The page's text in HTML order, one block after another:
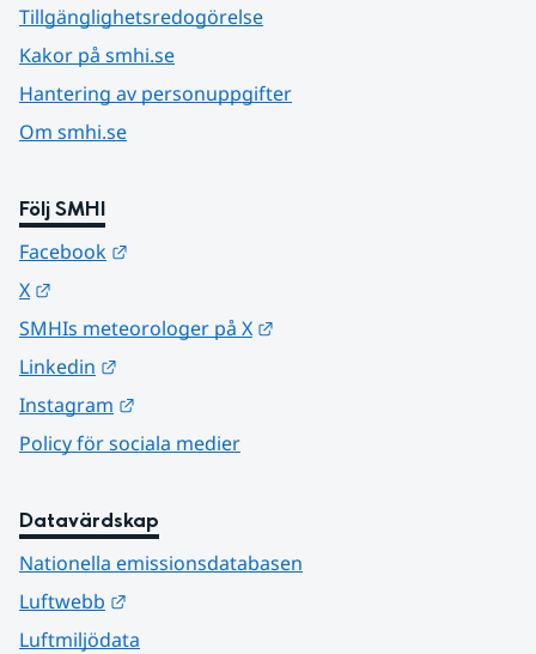
Tillgänglighetsredogörelse
Kakor på smhi.se
Hantering av personuppgifter
Om smhi.se
Följ SMHI
Facebook
X
SMHIs meteorologer på X
Linkedin
Instagram
Policy för sociala medier
Datavärdskap
Nationella emissionsdatabasen
Luftwebb
Luftmiljödata